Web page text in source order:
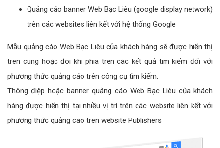
Quảng cáo banner Web Bạc Liêu (google display network)
trên các websites liên kết với hệ thống Google
Mẫu quảng cáo Web Bạc Liêu của khách hàng sẽ được hiển thị
trên cùng hoặc đôi khi phía trên các kết quả tìm kiếm đối với
phương thức quảng cáo trên công cụ tìm kiếm.
Thông điệp hoặc banner quảng cáo Web Bạc Liêu của khách
hàng được hiển thị tại nhiều vị trí trên các website liên kết với
phương thức quảng cáo trên website Publishers